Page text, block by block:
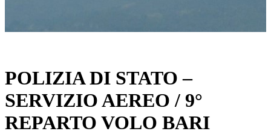
POLIZIA DI STATO –
SERVIZIO AEREO / 9°
REPARTO VOLO BARI